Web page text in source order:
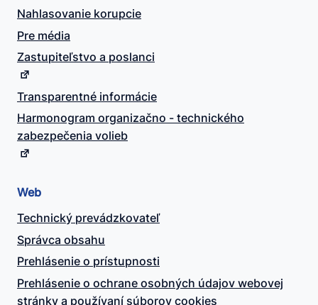
Nahlasovanie korupcie
Pre média
Zastupiteľstvo a poslanci
Transparentné informácie
Harmonogram organizačno - technického
zabezpečenia volieb
Web
Technický prevádzkovateľ
Správca obsahu
Prehlásenie o prístupnosti
Prehlásenie o ochrane osobných údajov webovej
stránky a používaní súborov cookies